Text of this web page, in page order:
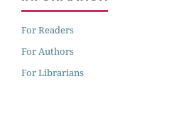
For Readers
For Authors
For Librarians